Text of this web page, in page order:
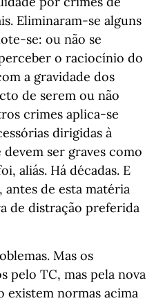
Eliminaram-se alguns
se: ou não se
o raciocínio do
a gravidade dos
de serem ou não
crimes aplica-se
dirigidas à
ser graves como
aliás. Há décadas. E
antes de esta matéria
de distração preferida
Mas os
pelo TC, mas pela nova
existem normas acima